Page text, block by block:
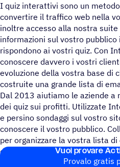
I quiz interattivi sono un
convertire il traffico web nella
inoltre accesso alla nostra
informazioni sul vostro pubblico
rispondono ai vostri quiz. Con
conoscere davvero i vostri
evoluzione della vostra base di
costruite una grande lista di
Dal 2013 aiutiamo le aziende
dei quiz sui profitti. Utilizzate
e persino sondaggi sul vostro
conoscere il vostro pubblico.
per organizzare la vostra lista
di continuare la conversazione
Vuoi provare
Provalo gratis